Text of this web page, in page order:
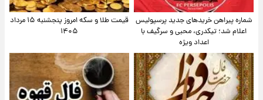
شماره پیراهن خریدهای جدید پرسپولیس
اعلام شد؛ تیکدری، محبی و سرگیف با
اعداد ویژه
قیمت طلا و سکه امروز پنجشنبه ۱۵ مرداد
۱۴۰۵